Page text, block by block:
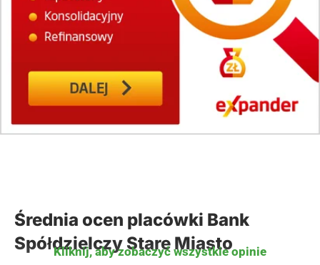
Średnia ocen placówki Bank
Spółdzielczy Stare Miasto
Kliknij, aby zobaczyć wszystkie opinie